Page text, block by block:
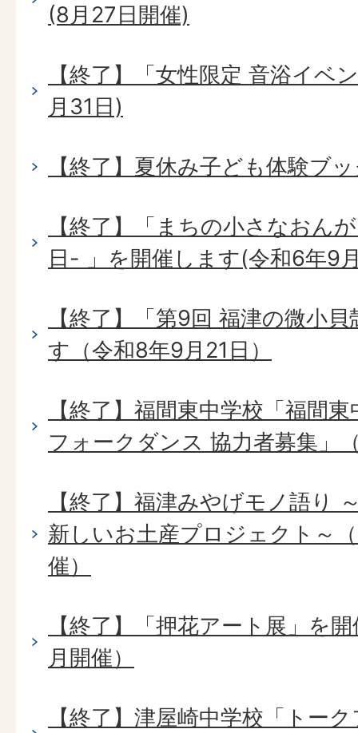
(8月27日開催)
【終了】「女性限定 音浴イベ
月31日)
【終了】夏休み子ども体験ブ
【終了】「まちの小さなおん
日- 」を開催します(令和6年9
【終了】「第9回 福津の微小
す（令和8年9月21日）
【終了】福間東中学校「福間
フォークダンス 協力者募集」
【終了】福津みやげモノ語り
新しいお土産プロジェクト～
催）
【終了】「押花アート展」を
月開催）
【終了】津屋崎中学校「トー